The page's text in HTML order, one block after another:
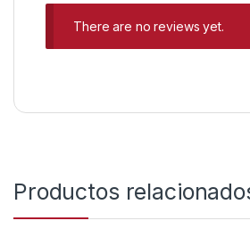
There are no reviews yet.
Productos